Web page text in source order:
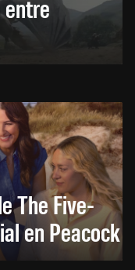
The Five-
en Peacock